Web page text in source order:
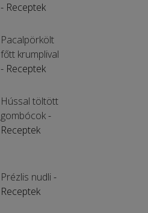
- Receptek
Pacalpörkölt
főtt krumplival
- Receptek
Hússal töltött
gombócok-
Receptek
Prézlis nudli-
Receptek